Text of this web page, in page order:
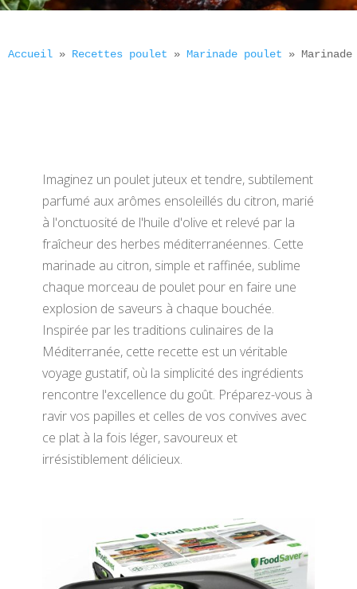
Accueil » Recettes poulet » Marinade poulet »
Imaginez un poulet juteux et tendre, subtilement
parfumé aux arômes ensoleillés du citron, marié
à l'onctuosité de l'huile d'olive et relevé par la
fraîcheur des herbes méditerranéennes. Cette
marinade au citron, simple et raffinée, sublime
chaque morceau de poulet pour en faire une
explosion de saveurs à chaque bouchée.
Inspirée par les traditions culinaires de la
Méditerranée, cette recette est un véritable
voyage gustatif, où la simplicité des ingrédients
rencontre l'excellence du goût. Préparez-vous à
ravir vos papilles et celles de vos convives avec
ce plat à la fois léger, savoureux et
irrésistiblement délicieux.